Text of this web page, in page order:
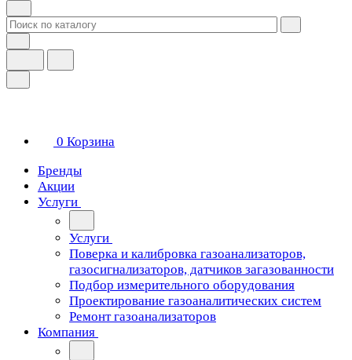
0 Корзина
Бренды
Акции
Услуги
Услуги
Поверка и калибровка газоанализаторов,
газосигнализаторов, датчиков загазованности
Подбор измерительного оборудования
Проектирование газоаналитических систем
Ремонт газоанализаторов
Компания